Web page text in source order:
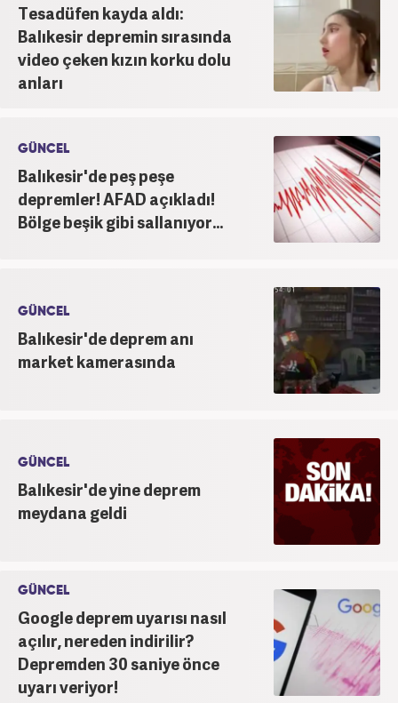
Tesadüfen kayda aldı:
Balıkesir depremin sırasında
video çeken kızın korku dolu
anları
GÜNCEL
Balıkesir'de peş peşe
depremler! AFAD açıkladı!
Bölge beşik gibi sallanıyor...
GÜNCEL
Balıkesir'de deprem anı
market kamerasında
GÜNCEL
Balıkesir'de yine deprem
meydana geldi
GÜNCEL
Google deprem uyarısı nasıl
açılır, nereden indirilir?
Depremden 30 saniye önce
uyarı veriyor!